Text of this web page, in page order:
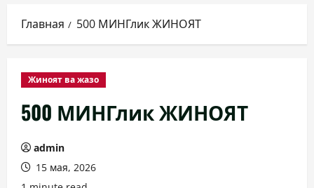
Главная 500 МИНГлик ЖИНОЯТ
Жиноят ва жазо
500 МИНГлик ЖИНОЯТ
admin
15 мая, 2026